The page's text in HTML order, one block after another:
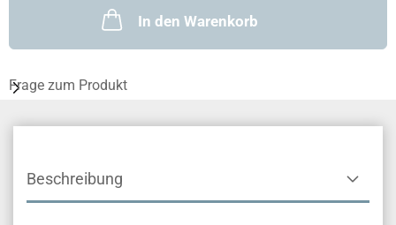
In den Warenkorb
Frage zum Produkt
Beschreibung